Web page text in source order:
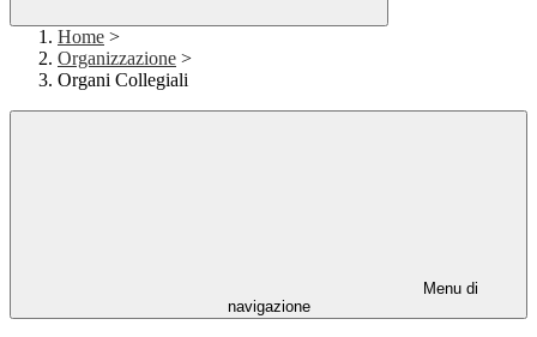
Home >
Organizzazione >
Organi Collegiali
Menu di
navigazione